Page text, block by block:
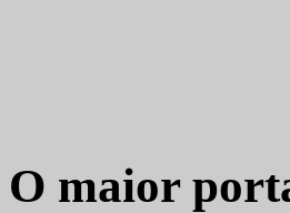
O maior